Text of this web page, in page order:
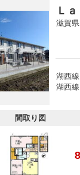
Ｌ
滋賀
湖西
湖西
間取り図